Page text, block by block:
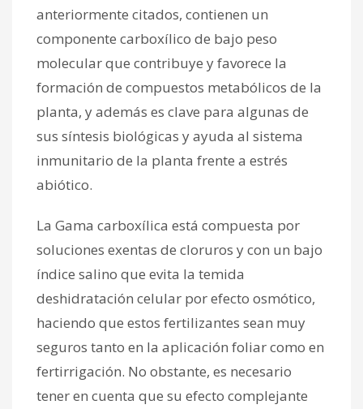
anteriormente citados, contienen un
componente carboxílico de bajo peso
molecular que contribuye y favorece la
formación de compuestos metabólicos de la
planta, y además es clave para algunas de
sus síntesis biológicas y ayuda al sistema
inmunitario de la planta frente a estrés
abiótico.
La Gama carboxílica está compuesta por
soluciones exentas de cloruros y con un bajo
índice salino que evita la temida
deshidratación celular por efecto osmótico,
haciendo que estos fertilizantes sean muy
seguros tanto en la aplicación foliar como en
fertirrigación. No obstante, es necesario
tener en cuenta que su efecto complejante